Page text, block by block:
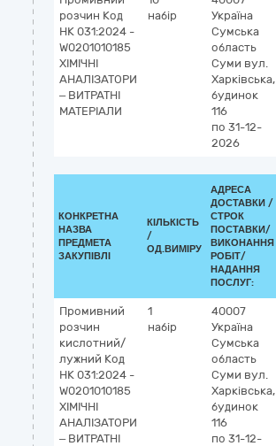
розчин Код
НК 031:2024 -
W0201010185
ХІМІЧНІ
АНАЛІЗАТОРИ
– ВИТРАТНІ
МАТЕРІАЛИ
набір
Україна
Сумська
область
Суми вул.
Харківська,
будинок
116
по 31-12-
2026
КОНКРЕТНА
НАЗВА
ПРЕДМЕТА
ЗАКУПІВЛІ
КІЛЬКІСТЬ
/
ОД.ВИМІРУ
АДРЕСА
ДОСТАВКИ /
СТРОК
ПОСТАВКИ/
ВИКОНАННЯ
РОБІТ/
НАДАННЯ
ПОСЛУГ:
Промивний
розчин
кислотний/
лужний Код
НК 031:2024 -
W0201010185
ХІМІЧНІ
АНАЛІЗАТОРИ
– ВИТРАТНІ
1
набір
40007
Україна
Сумська
область
Суми вул.
Харківська,
будинок
116
по 31-12-